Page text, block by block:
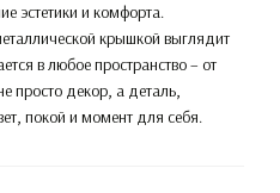
эстетики и комфорта.
крышкой выглядит
в любое пространство – от
просто декор, а деталь,
покой и момент для себя.